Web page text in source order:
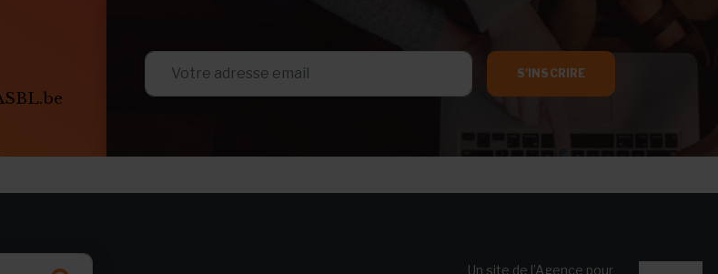
S'INSCRIRE
Un site de l’Agence pour